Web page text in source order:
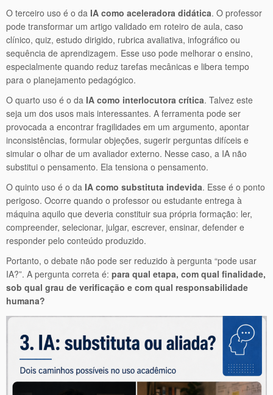
O terceiro uso é o da IA como aceleradora didática. O professor
pode transformar um artigo validado em roteiro de aula, caso
clínico, quiz, estudo dirigido, rubrica avaliativa, infográfico ou
sequência de aprendizagem. Esse uso pode melhorar o ensino,
especialmente quando reduz tarefas mecânicas e libera tempo
para o planejamento pedagógico.
O quarto uso é o da IA como interlocutora crítica. Talvez este
seja um dos usos mais interessantes. A ferramenta pode ser
provocada a encontrar fragilidades em um argumento, apontar
inconsistências, formular objeções, sugerir perguntas difíceis e
simular o olhar de um avaliador externo. Nesse caso, a IA não
substitui o pensamento. Ela tensiona o pensamento.
O quinto uso é o da IA como substituta indevida. Esse é o ponto
perigoso. Ocorre quando o professor ou estudante entrega à
máquina aquilo que deveria constituir sua própria formação: ler,
compreender, selecionar, julgar, escrever, ensinar, defender e
responder pelo conteúdo produzido.
Portanto, o debate não pode ser reduzido à pergunta “pode usar
IA?”. A pergunta correta é: para qual etapa, com qual finalidade,
sob qual grau de verificação e com qual responsabilidade
humana?